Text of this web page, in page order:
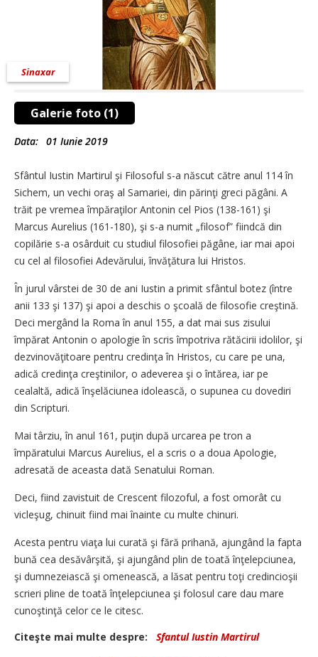
Galerie foto (1)
Sinaxar
Data: 01 Iunie 2019
Sfântul Iustin Martirul şi Filosoful s-a născut către anul 114 în
Sichem, un vechi oraş al Samariei, din părinţi greci păgâni. A
trăit pe vremea împăraţilor Antonin cel Pios (138-161) şi
Marcus Aurelius (161-180), şi s-a numit „filosof” fiindcă din
copilărie s-a osârduit cu studiul filosofiei păgâne, iar mai apoi
cu cel al filosofiei Adevărului, învăţătura lui Hristos.
În jurul vârstei de 30 de ani Iustin a primit sfântul botez (între
anii 133 şi 137) şi apoi a deschis o şcoală de filosofie creştină.
Deci mergând la Roma în anul 155, a dat mai sus zisului
împărat Antonin o apologie în scris împotriva rătăcirii idolilor, şi
dezvinovăţitoare pentru credinţa în Hristos, cu care pe una,
adică credinţa creştinilor, o adeverea şi o întărea, iar pe
cealaltă, adică înşelăciunea idolească, o supunea cu dovediri
din Scripturi.
Mai târziu, în anul 161, puţin după urcarea pe tron a
împăratului Marcus Aurelius, el a scris o a doua Apologie,
adresată de aceasta dată Senatului Roman.
Deci, fiind zavistuit de Crescent filozoful, a fost omorât cu
vicleşug, chinuit fiind mai înainte cu multe chinuri.
Acesta pentru viaţa lui curată şi fără prihană, ajungând la fapta
bună cea desăvârşită, şi ajungând plin de toată înţelepciunea,
şi dumnezeiască şi omenească, a lăsat pentru toţi credincioşii
scrieri pline de toată înţelepciunea şi folosul care dau mare
cunoştinţă celor ce le citesc.
Citeşte mai multe despre:
Sfantul Iustin Martirul